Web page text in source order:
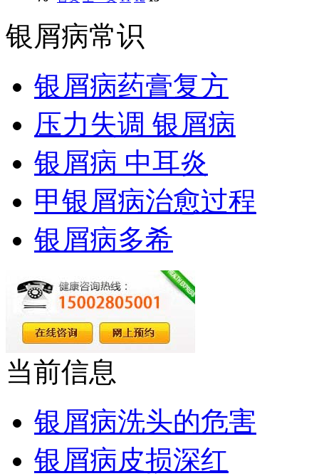
银屑病常识
银屑病药膏复方
压力失调 银屑病
银屑病 中耳炎
甲银屑病治愈过程
银屑病多希
当前信息
银屑病洗头的危害
银屑病皮损深红